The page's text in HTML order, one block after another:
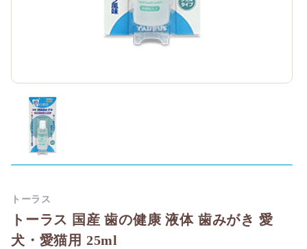
トーラス 国産 歯の健康 液体 歯みがき 愛
犬・愛猫用 25ml
トーラス